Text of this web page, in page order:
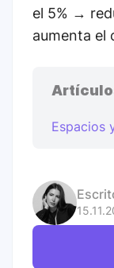
el 5% →
aumenta el
Espacios